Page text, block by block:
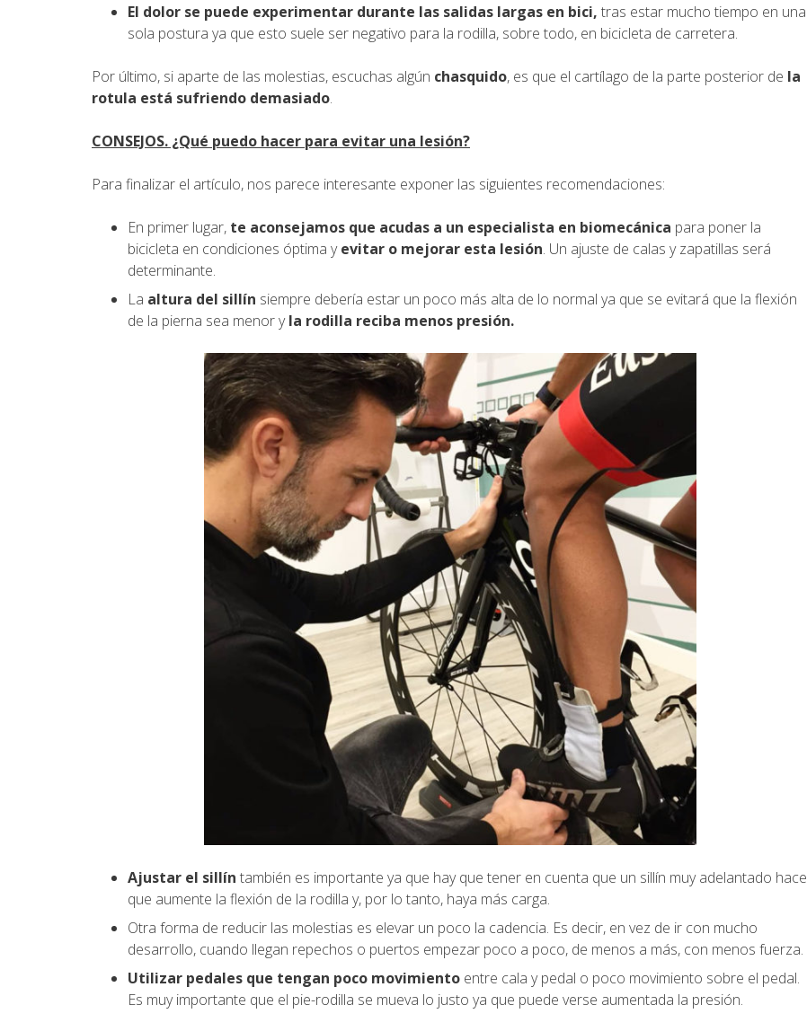
El dolor se puede experimentar durante las salidas largas en bici, tras estar mucho tiempo en una
sola postura ya que esto suele ser negativo para la rodilla, sobre todo, en bicicleta de carretera.
Por último, si aparte de las molestias, escuchas algún chasquido, es que el cartílago de la parte posterior de la
rotula está sufriendo demasiado.
CONSEJOS. ¿Qué puedo hacer para evitar una lesión?
Para finalizar el artículo, nos parece interesante exponer las siguientes recomendaciones:
En primer lugar, te aconsejamos que acudas a un especialista en biomecánica para poner la
bicicleta en condiciones óptima yevitar o mejorar esta lesión. Un ajuste de calas y zapatillas será
determinante.
La altura del sillín siempre debería estar un poco más alta de lo normal ya que se evitará que la flexión
de la pierna sea menor yla rodilla reciba menos presión.
Ajustar el sillín también es importante ya que hay que tener en cuenta que un sillín muy adelantado hace
que aumente la flexión de la rodilla y, por lo tanto, haya más carga.
Otra forma de reducir las molestias es elevar un poco la cadencia. Es decir, en vez de ir con mucho
desarrollo, cuando llegan repechos o puertos empezar poco a poco, de menos a más, con menos fuerza.
Utilizar pedales que tengan poco movimiento entre cala y pedal o poco movimiento sobre el pedal.
Es muy importante que el pie-rodilla se mueva lo justo ya que puede verse aumentada la presión.